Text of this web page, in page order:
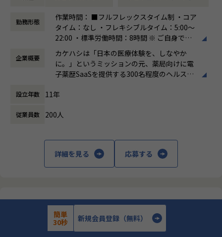
し、導入リードタイムの劇的な短縮とスケールメリットを最
大化させた統合センターを実現。
⑥オペレーショナル・エクセレンスの追求とP/L責任
・統合デリバリーセンター長として、経営視点での予算管理
（P/L責任）を担い、リソース配分の動的な最適化を図る 。
コストパフォーマンスと顧客体験価値（CX）の向上を成し遂
統合SaaS（Musubi・次世代レセコン・POS等）の全国3万店
舗への展開に向け、「最小タッチの自動化デリバリーモデ
ル」へのトランスフォーメーションを牽引する 。
将来的な統合デリバリーセンターの礎を構築するとともに、
その統合センターのセンター長を担っていく。
●「Designer」としての業務再設計 (BPR):
・これまで熟練メンバーが個別に行っていた「判断・指示」
をルール化し、プログラム可能な定型ロジックへと変換。
・部分最適を排除し、インシデントリスクを最小化する全体
最適なプロセス設計。
・チーム内Engineeringメンバーや、同じグループのITチー
ーな運用から、
・現場のニーズをエンジニアが実装可能なレベルまで具体化
するブリッジング業務。
省力化」に向けた自動化の優先順位を判断 。
・仕組み化によるリソース配分の最適化と、投資対効果（RO
I）の定量的評価。
勤務形態
作業時間： ■フルフレックスタイム制 ・コア
タイム：なし ・フレキシブルタイム：5:00～
22:00 ・標準労働時間：8時間 ※ ご自身で働
く時間を選択していただけます。
働き方：フルフレックス制
時間外労働の有無： 有（月平均20時間）
休憩時間： 60分
企業概要
カケハシは「日本の医療体験を、しなやか
に。」というミッションの元、薬局向けに電
子薬歴SaaSを提供する300名程度のヘルスケ
国で約5万5千店）存在する薬局ですが、まだ
に成長可能性が高いマーケットでもありま
す。
患者の健康に寄り添える場所として、薬局か
業にも取り組み始めています。
#薬局体験アシスタント｜Musubi
#薬局経営”見える化”クラウド｜Musubi Insi
設立年数 11年
従業員数 200人
詳細を見る 応募する
株式会社カケハシ
【フルリモート相談可】次世代薬局向け事業会社！【情報システ
ム部門】コーポレートエンジニア
簡単
30秒
新規会員登録（無料）